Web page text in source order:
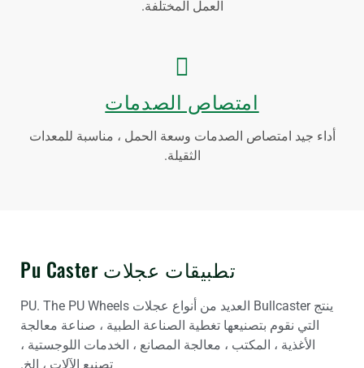
العمل المختلفة.
امتصاص الصدمات
أداء جيد امتصاص الصدمات وسعة الحمل ، مناسبة للمعدات
الثقيلة.
تطبيقات عجلات Pu Caster
ينتج Bullcaster العديد من أنواع عجلات PU. The PU Wheels
التي نقوم بتصنيعها تغطية الصناعة الطبية ، صناعة معالجة
الأغذية ، المكتب ، معالجة المصانع ، الخدمات اللوجستية ،
تصنيع الآلات ، إلخ.